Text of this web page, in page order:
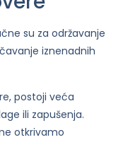
su za održavanje
iznenadnih
postoji veća
ili zapušenja.
otkrivamo